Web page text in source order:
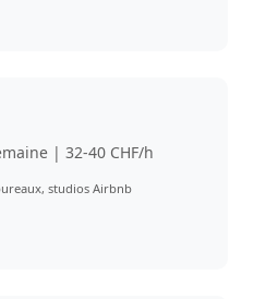
| 32-40 CHF/h
studios Airbnb